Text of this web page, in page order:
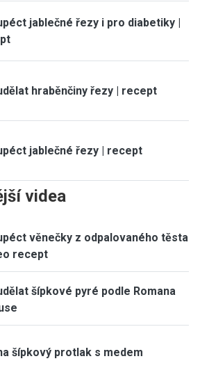
jablečné řezy i pro diabetiky |
hraběnčiny řezy | recept
jablečné řezy | recept
videa
věnečky z odpalovaného těsta
recept
šípkové pyré podle Romana
šípkový protlak s medem